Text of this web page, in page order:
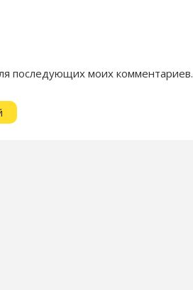
последующих моих комментариев.